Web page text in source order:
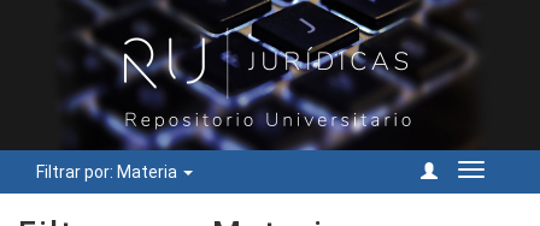
Filtrar por: Materia
Cambiar